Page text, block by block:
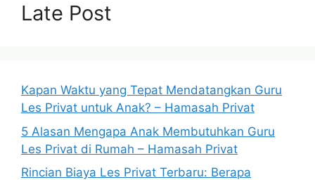
Late Post
Kapan Waktu yang Tepat Mendatangkan Guru
Les Privat untuk Anak? – Hamasah Privat
5 Alasan Mengapa Anak Membutuhkan Guru
Les Privat di Rumah – Hamasah Privat
Rincian Biaya Les Privat Terbaru: Berapa